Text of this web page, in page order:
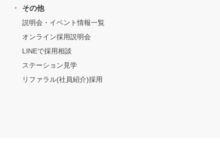
その他
説明会・イベント情報一覧
オンライン採用説明会
LINEで採用相談
ステーション見学
リファラル(社員紹介)採用